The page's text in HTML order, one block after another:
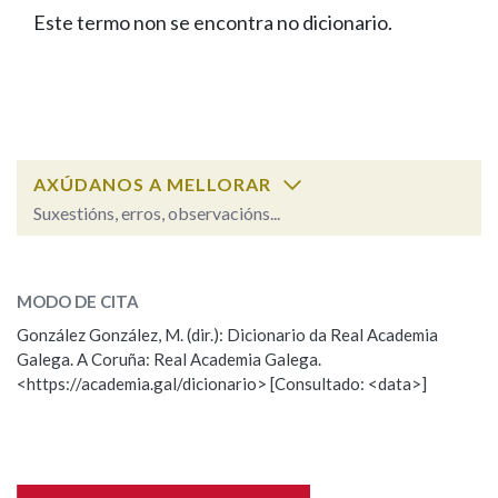
FIGURAS HOMENAXEADAS
PORTAL DAS PALABRAS
Facebook
TwitterYoutubeInstagram
Bluesky
BUSCAR NOS LEMAS
Remata por
BUSCAR NO CONTIDO
Nas definicións
Este termo non se encontra no dicionario.
AXÚDANOS A MELLORAR
Suxestións, erros, observacións...
Observación
Nome
MODO DE CITA
González González, M. (dir.): Dicionario da Real Academia
Galega. A Coruña: Real Academia Galega.
<https://academia.gal/dicionario> [Consultado: <data>]